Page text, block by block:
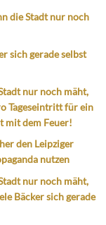
die Stadt nur noch
sich gerade selbst
nur noch mäht,
Tageseintritt für ein
mit dem Feuer!
den Leipziger
nutzen
nur noch mäht,
Bäcker sich gerade